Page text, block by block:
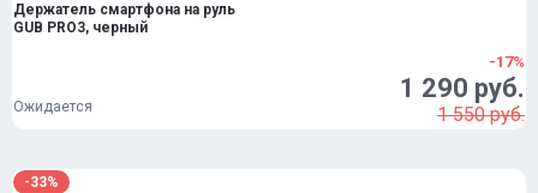
Держатель смартфона на руль
GUB PRO3, черный
Ожидается
-17%
1 290 руб.
1 550 руб.
-33%